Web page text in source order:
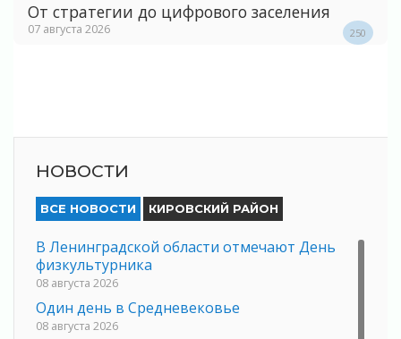
От стратегии до цифрового заселения
07 августа 2026 250
НОВОСТИ
ВСЕ НОВОСТИ КИРОВСКИЙ РАЙОН
В Ленинградской области отмечают День
физкультурника
08 августа 2026
Один день в Средневековье
08 августа 2026